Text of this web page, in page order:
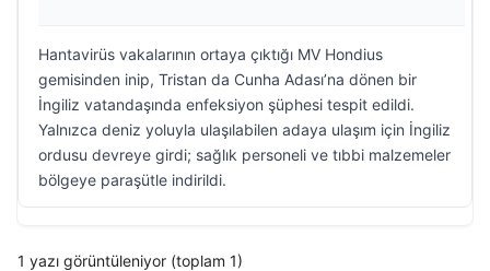
Hantavirüs vakalarının ortaya çıktığı MV Hondius
gemisinden inip, Tristan da Cunha Adası’na dönen bir
İngiliz vatandaşında enfeksiyon şüphesi tespit edildi.
Yalnızca deniz yoluyla ulaşılabilen adaya ulaşım için İngiliz
ordusu devreye girdi; sağlık personeli ve tıbbi malzemeler
bölgeye paraşütle indirildi.
1 yazı görüntüleniyor (toplam 1)